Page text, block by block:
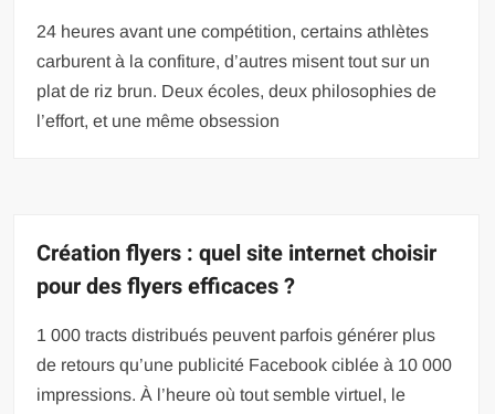
24 heures avant une compétition, certains athlètes
carburent à la confiture, d’autres misent tout sur un
plat de riz brun. Deux écoles, deux philosophies de
l’effort, et une même obsession
Création flyers : quel site internet choisir
pour des flyers efficaces ?
1 000 tracts distribués peuvent parfois générer plus
de retours qu’une publicité Facebook ciblée à 10 000
impressions. À l’heure où tout semble virtuel, le